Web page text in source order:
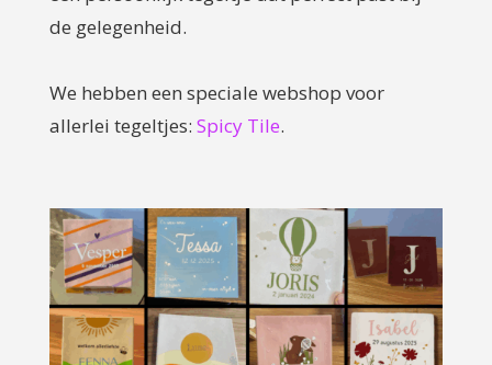
de gelegenheid.
We hebben een speciale webshop voor
allerlei tegeltjes: Spicy Tile.